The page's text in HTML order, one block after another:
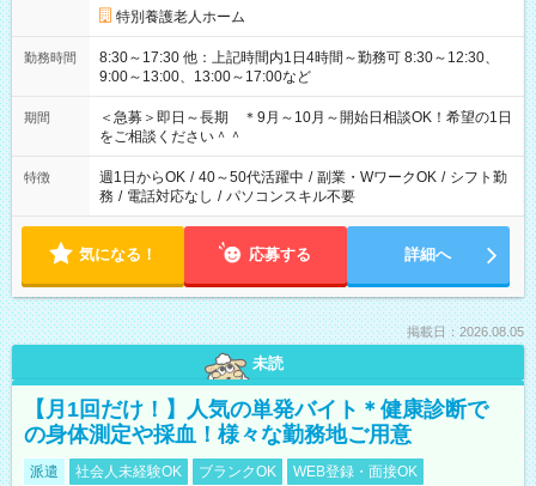
特別養護老人ホーム
勤務時間
8:30～17:30 他：上記時間内1日4時間～勤務可 8:30～12:30、
9:00～13:00、13:00～17:00など
期間
＜急募＞即日～長期 ＊9月～10月～開始日相談OK！希望の1日
をご相談ください＾＾
特徴 週1日からOK / 40～50代活躍中 / 副業・WワークOK / シフト勤
務 / 電話対応なし / パソコンスキル不要
気になる！ 応募する 詳細へ
掲載日：2026.08.05
未読
【月1回だけ！】人気の単発バイト＊健康診断で
の身体測定や採血！様々な勤務地ご用意
派遣 社会人未経験OK ブランクOK WEB登録・面接OK